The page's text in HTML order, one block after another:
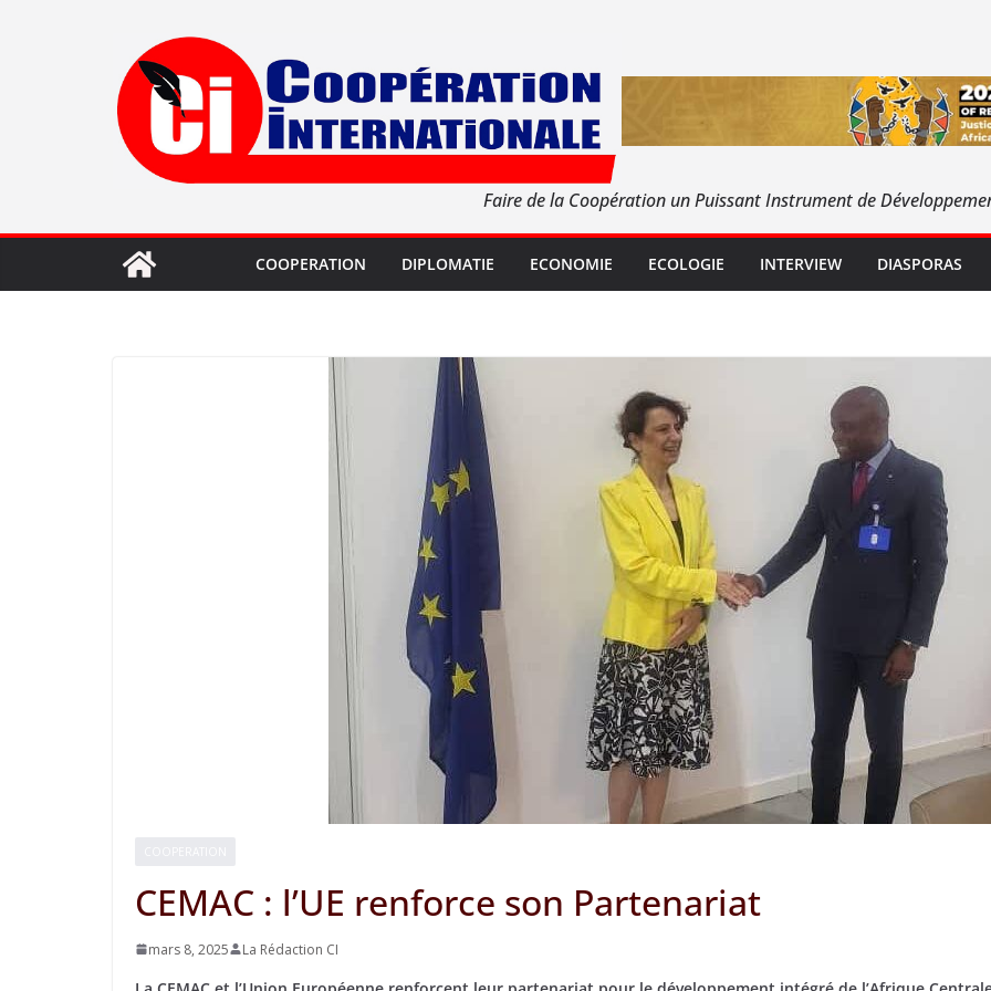
Faire de la Coopération un Puissant Instrument de
COOPERATION DIPLOMATIE ECONOMIE ECOLOGIE INTERVIEW DIASPORAS
CEMAC : l’UE renforce son Partenariat
mars 8, 2025 La Rédaction CI